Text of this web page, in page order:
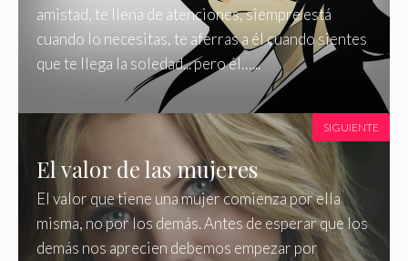
amistad, te llena de atenciones, siempre está
cuando lo necesitas, te aferras a él cuando sientes
que te llega la soledad... pero él…...
El valor de las mujeres
El valor que tiene una mujer comienza por ella
misma, no por los demás. Antes de esperar que los
demás nos aprecien debemos empezar por
SIGUIENTE